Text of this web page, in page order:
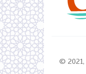
© 2021,